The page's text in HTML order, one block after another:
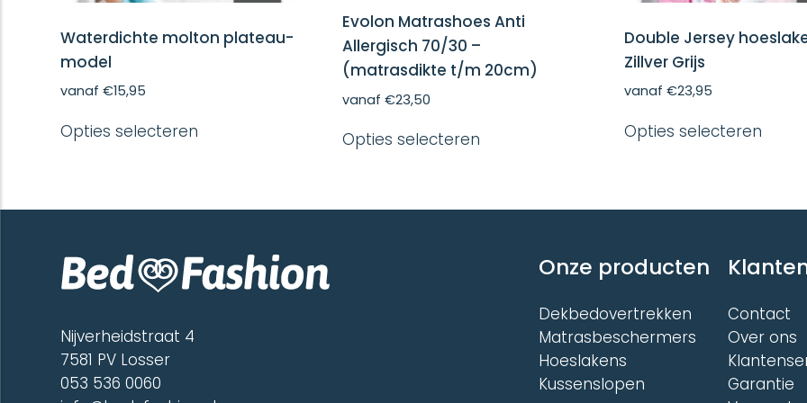
Waterdichte molton plateau-
model
vanaf€15,95
Opties selecteren
Deze
gekozen
worden
op
Evolon Matrashoes Anti
Allergisch 70/30 –
(matrasdikte t/m 20cm)
vanaf €23,50
Opties selecterenproduct
Deze
gekozen
productpagina
Double Jersey
Zillver Grijs
vanaf €23,95
Opties selecteren
Deze
de
Nijverheidstraat 4
7581 PV Losser
053 536 0060
Onze producten
Dekbedovertrekken
Matrasbeschermers
Hoeslakens
Kussenslopen
Contact
Over ons
Garantie